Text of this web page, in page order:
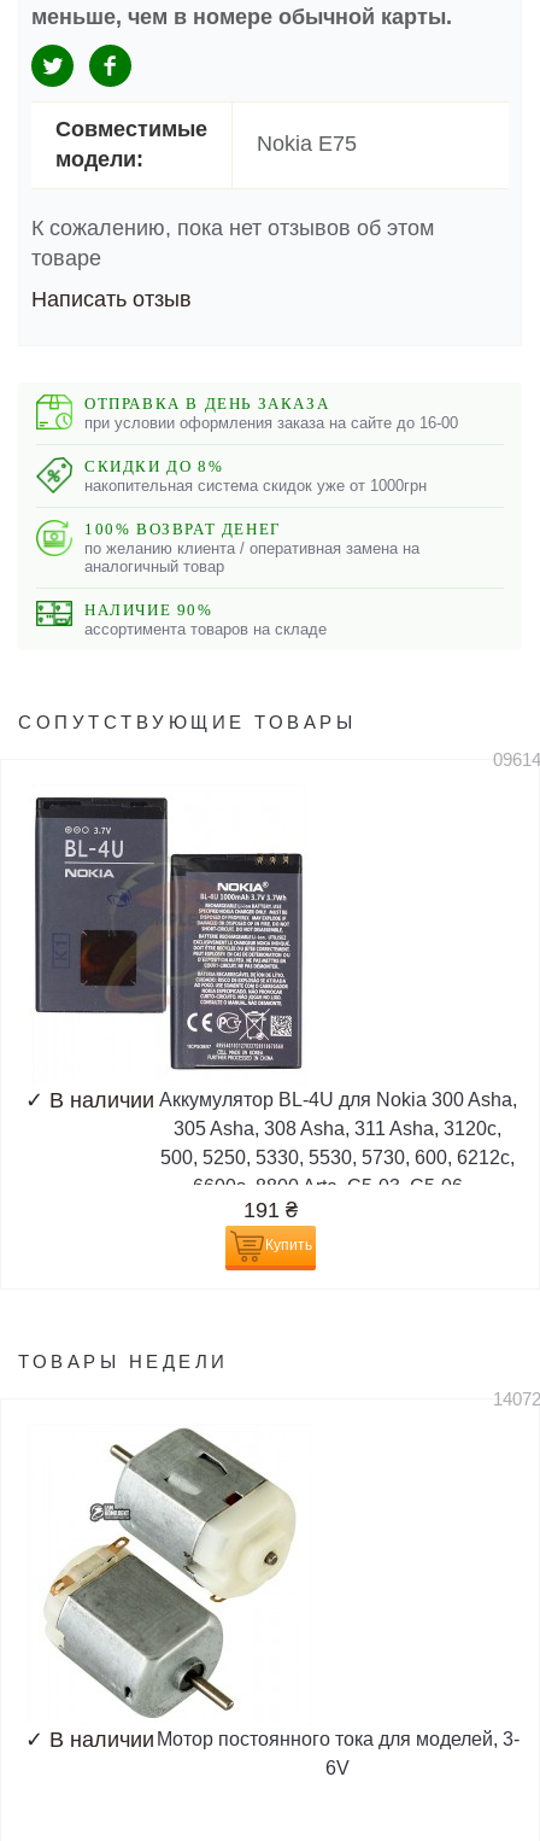
меньше, чем в номере обычной карты.
Совместимые
модели:
Nokia E75
К сожалению, пока нет отзывов об этом
товаре
Написать отзыв
ОТПРАВКА В ДЕНЬ ЗАКАЗА
при условии оформления заказа на сайте до 16-00
СКИДКИ ДО 8%
накопительная система скидок уже от 1000грн
100% ВОЗВРАТ ДЕНЕГ
по желанию клиента / оперативная замена на
аналогичный товар
НАЛИЧИЕ 90%
ассортимента товаров на складе
СОПУТСТВУЮЩИЕ ТОВАРЫ
✓ В наличии Аккумулятор BL-4U для Nokia 300 Asha,
305 Asha, 308 Asha, 311 Asha, 3120c,
500, 5250, 5330, 5530, 5730, 600, 6212c,
6600s, 8800 Arte, C5-03, C5-06,...
191 ₴
Купить
ТОВАРЫ НЕДЕЛИ
✓ В наличии Мотор постоянного тока для моделей, 3-
6V